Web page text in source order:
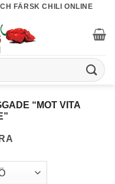
FÄRSK CHILI ONLINE
“MOT VITA